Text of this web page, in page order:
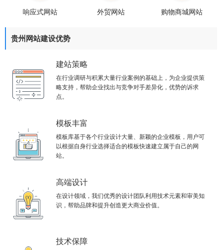
响应式网站 外贸网站 购物商城网站
贵州网站建设优势
建站策略
在行业调研与积累大量行业案例的基础上，为企业提供策
略支持，帮助企业找出与竞争对手差异化，优势的诉求
点。
模板丰富
模板库基于各个行业设计大量、新颖的企业模板，用户可
以根据自身行业选择适合的模板快速建立属于自己的网
站。
高端设计
在设计领域，我们优秀的设计团队利用技术元素和审美知
识，帮助品牌和提升创造更大商业价值。
技术保障